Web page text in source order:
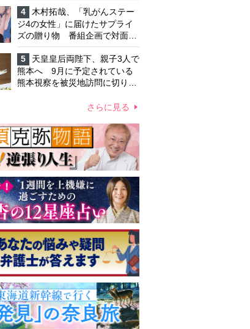
4
木村拓哉、「乳がんステー
ジ4の女性」に届けたサプライ
ズの贈り物 番組企画で対面し
たファンが、夢と希望を与える
心遣いに「うれしくて号泣しま
した」
5
天皇皇后両陛下、親子3人で
熊本へ 9月に予定されている
熊本視察を被災地訪問に切り替
夫妻から受け継ぐ“国民への寄
さらに見る